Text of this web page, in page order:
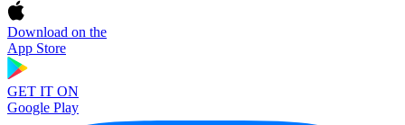
Download on the
App Store
GET IT ON
Google Play